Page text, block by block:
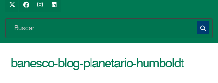
banesco-blog-planetario-humboldt